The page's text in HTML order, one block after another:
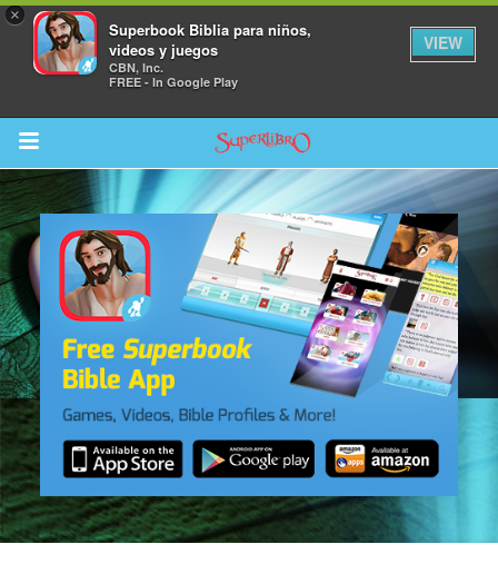
×
Superbook Biblia para niños,
videos y juegos
CBN, Inc.
FREE - In Google Play
VIEW
Return to Content
para Niños